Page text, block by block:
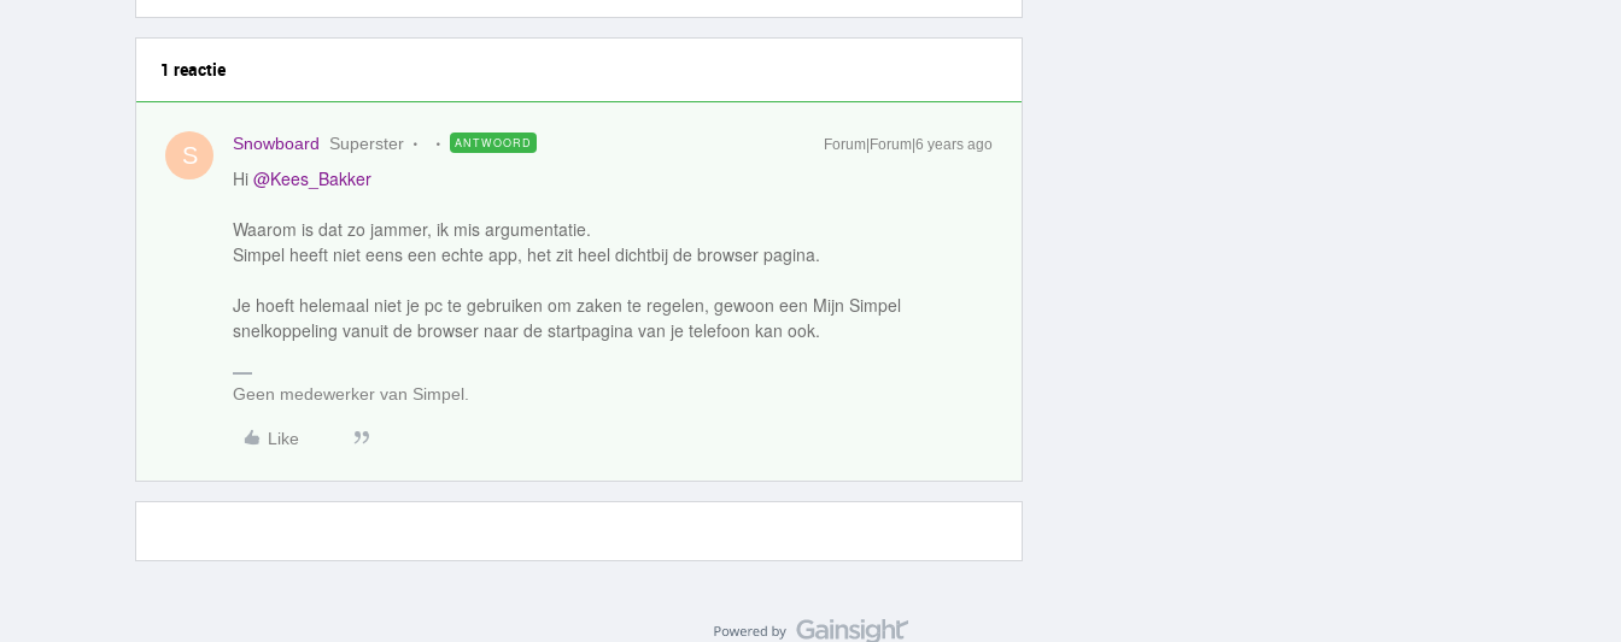
1 reactie
S Snowboard Superster ANTWOORD Forum|Forum|6 years ago
Hi @Kees_Bakker
Waarom is dat zo jammer, ik mis argumentatie.
Simpel heeft niet eens een echte app, het zit heel dichtbij de browser pagina.
Je hoeft helemaal niet je pc te gebruiken om zaken te regelen, gewoon een Mijn Simpel
snelkoppeling vanuit de browser naar de startpagina van je telefoon kan ook.
Geen medewerker van Simpel.
Like